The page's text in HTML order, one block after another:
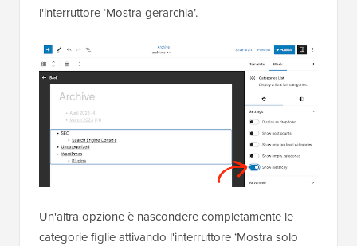
l'interruttore ‘Mostra gerarchia’.
Un'altra opzione è nascondere completamente le
categorie figlie attivando l'interruttore ‘Mostra solo